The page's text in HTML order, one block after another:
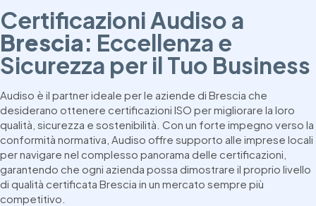
Certificazioni Audiso a
Brescia: Eccellenza e
Sicurezza per il Tuo Business
Audiso è il partner ideale per le aziende di Brescia che
desiderano ottenere certificazioni ISO per migliorare la loro
qualità, sicurezza e sostenibilità. Con un forte impegno verso la
conformità normativa, Audiso offre supporto alle imprese locali
per navigare nel complesso panorama delle certificazioni,
garantendo che ogni azienda possa dimostrare il proprio livello
di qualità certificata Brescia in un mercato sempre più
competitivo.